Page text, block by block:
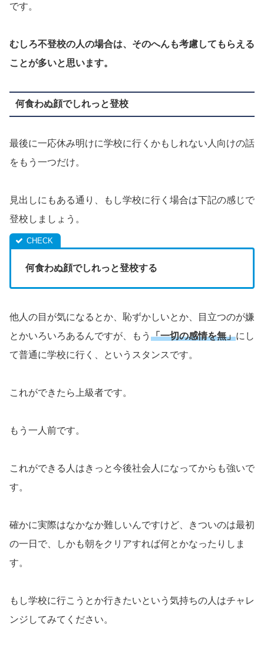
です。
むしろ不登校の人の場合は、そのへんも考慮してもらえる
ことが多いと思います。
何食わぬ顔でしれっと登校
最後に一応休み明けに学校に行くかもしれない人向けの話
をもう一つだけ。
見出しにもある通り、もし学校に行く場合は下記の感じで
登校しましょう。
何食わぬ顔でしれっと登校する
他人の目が気になるとか、恥ずかしいとか、目立つのが嫌
とかいろいろあるんですが、もう 「一切の感情を無」にし
て普通に学校に行く、というスタンスです。
これができたら上級者です。
もう一人前です。
これができる人はきっと今後社会人になってからも強いで
す。
確かに実際はなかなか難しいんですけど、きついのは最初
の一日で、しかも朝をクリアすれば何とかなったりしま
す。
もし学校に行こうとか行きたいという気持ちの人はチャレ
ンジしてみてください。